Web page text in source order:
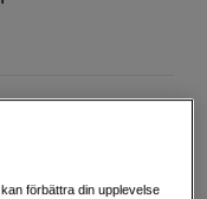
förbättra din upplevelse